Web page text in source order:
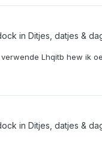
in Ditjes, datjes &
Lhqitb hew ik
in Ditjes, datjes &